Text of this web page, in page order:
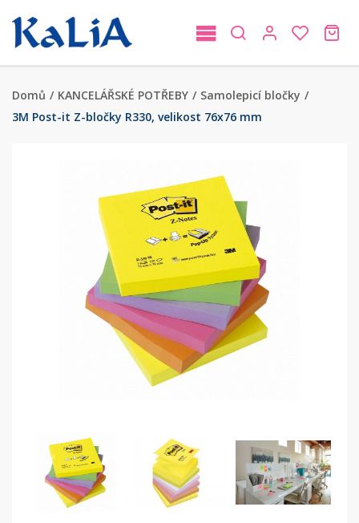
Domů / KANCELÁŘSKÉ POTŘEBY / Samolepicí bločky /
3M Post-it Z-bločky R330, velikost 76x76 mm